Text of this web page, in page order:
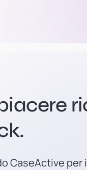
CaseActive